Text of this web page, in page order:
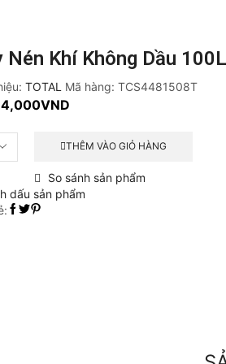
Nén Khí Không Dầu
TOTAL Mã hàng: TCS4481508T
VND
THÊM VÀO GIỎ HÀNG
So sánh sản phẩm
dấu sản phẩm